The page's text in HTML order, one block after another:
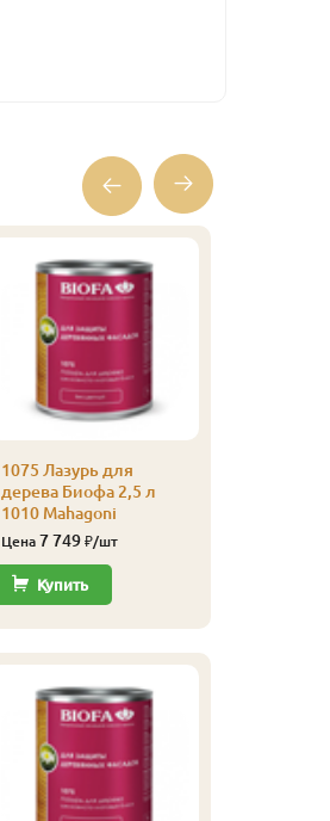
1075 Лазурь для
дерева Биофа 2,5 л
1010 Mahagoni
Цена 7 749₽/шт
Купить